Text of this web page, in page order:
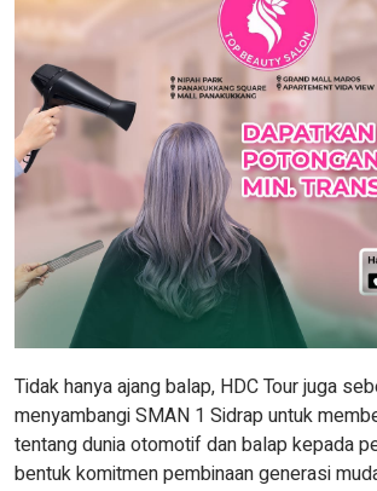
Tidak hanya ajang balap, HDC Tour juga
menyambangi SMAN 1 Sidrap untuk
tentang dunia otomotif dan balap kepada
bentuk komitmen pembinaan generasi